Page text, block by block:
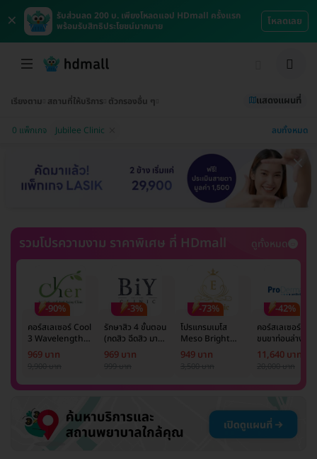
×
รับส่วนลด 200 บ. เพียงโหลดแอป HDmall ครั้งแรก
พร้อมรับสิทธิประโยชน์มากมาย
โหลดเลย
เรียงตาม สถานที่ให้บริการ ตัวกรองอื่น ๆ แสดงแผนที่
0 แพ็กเกจ Jubilee Clinic ลบทั้งหมด
รวมโปรความงาม ราคาพิเศษ ที่ HDmall ดูทั้งหมด
-90%
คอร์สเลเซอร์ Cool
3 Wavelength
Diode กำจัดขน
รักแร้ 1 ปี 12 ครั้ง
969 บาท
-3%
รักษาสิว 4 ขั้นตอน
(กดสิว ฉีดสิว มาส์ก
หน้า และฉายแสง)
1 ครั้ง
969 บาท
-73%
โปรแกรมเมโส
Meso Bright
จำนวนซีซีขึ้นอยู่กับ
แพทย์ประเมิน เพื่อ
ครั้ง
949 บาท
-42%
คอร์สเลเซอร์กำจั
ขนขาท่อนล่าง 2
ข้าง 5 ครั้ง ด้วย
เลเซอร์
11,640 บาท